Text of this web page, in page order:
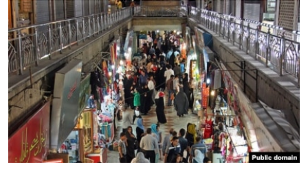
گزارش‌های ویدئویی
English
به ما بپیوندید
زبان‌های دیگر